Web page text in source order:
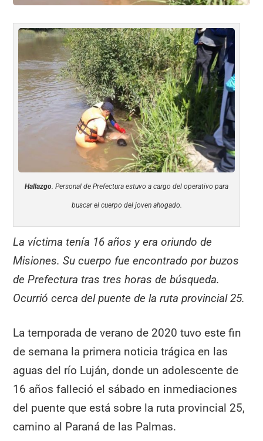
Hallazgo . Personal de Prefectura estuvo a cargo del operativo para
buscar el cuerpo del joven ahogado.
La víctima tenía 16 años y era oriundo de
Misiones. Su cuerpo fue encontrado por buzos
de Prefectura tras tres horas de búsqueda.
Ocurrió cerca del puente de la ruta provincial 25.
La temporada de verano de 2020 tuvo este fin
de semana la primera noticia trágica en las
aguas del río Luján, donde un adolescente de
16 años falleció el sábado en inmediaciones
del puente que está sobre la ruta provincial 25,
camino al Paraná de las Palmas.